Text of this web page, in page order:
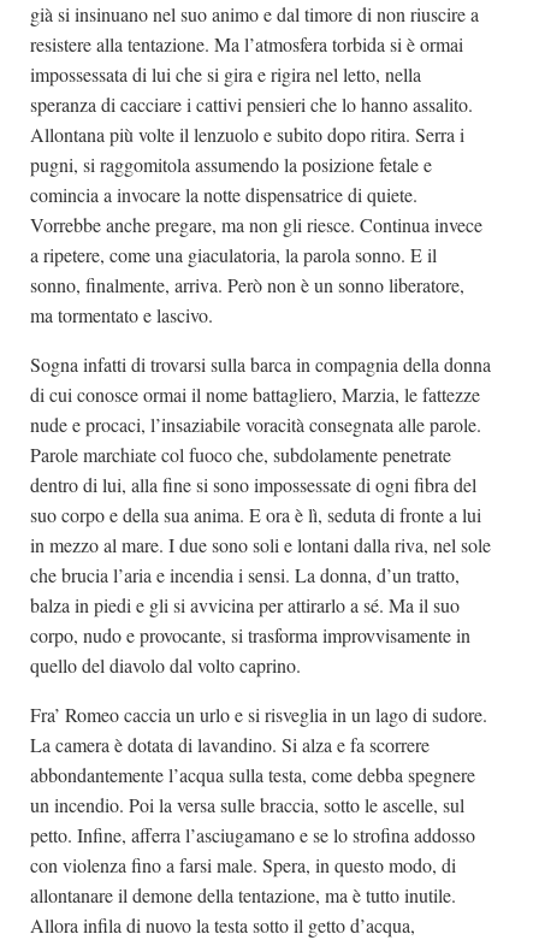
già si insinuano nel suo animo e dal timore di non riuscire a
resistere alla tentazione. Ma l’atmosfera torbida si è ormai
impossessata di lui che si gira e rigira nel letto, nella
speranza di cacciare i cattivi pensieri che lo hanno assalito.
Allontana più volte il lenzuolo e subito dopo ritira. Serra i
pugni, si raggomitola assumendo la posizione fetale e
comincia a invocare la notte dispensatrice di quiete.
Vorrebbe anche pregare, ma non gli riesce. Continua invece
a ripetere, come una giaculatoria, la parola sonno. E il
sonno, finalmente, arriva. Però non è un sonno liberatore,
ma tormentato e lascivo.
Sogna infatti di trovarsi sulla barca in compagnia della donna
di cui conosce ormai il nome battagliero, Marzia, le fattezze
nude e procaci, l’insaziabile voracità consegnata alle parole.
Parole marchiate col fuoco che, subdolamente penetrate
dentro di lui, alla fine si sono impossessate di ogni fibra del
suo corpo e della sua anima. E ora è lì, seduta di fronte a lui
in mezzo al mare. I due sono soli e lontani dalla riva, nel sole
che brucia l’aria e incendia i sensi. La donna, d’un tratto,
balza in piedi e gli si avvicina per attirarlo a sé. Ma il suo
corpo, nudo e provocante, si trasforma improvvisamente in
quello del diavolo dal volto caprino.
Fra’ Romeo caccia un urlo e si risveglia in un lago di sudore.
La camera è dotata di lavandino. Si alza e fa scorrere
abbondantemente l’acqua sulla testa, come debba spegnere
un incendio. Poi la versa sulle braccia, sotto le ascelle, sul
petto. Infine, afferra l’asciugamano e se lo strofina addosso
con violenza fino a farsi male. Spera, in questo modo, di
allontanare il demone della tentazione, ma è tutto inutile.
Allora infila di nuovo la testa sotto il getto d’acqua,